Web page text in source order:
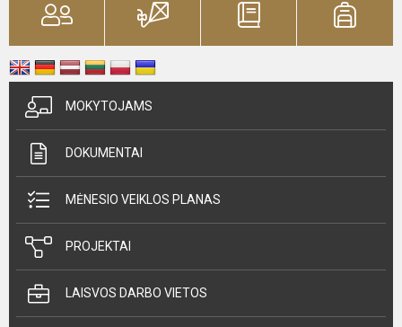
MOKYTOJAMS
DOKUMENTAI
MĖNESIO VEIKLOS PLANAS
PROJEKTAI
LAISVOS DARBO VIETOS